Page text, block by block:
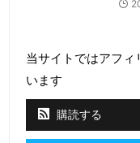
当サイトではアフィ
います
購読する